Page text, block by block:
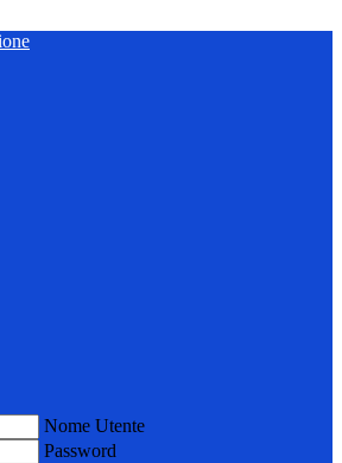
Nome Utente
Password